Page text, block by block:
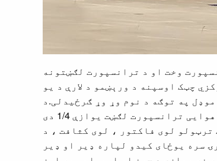
وخت او د ترانسپورت لګښتونه
چټک اوسپنه د ورېښمو د لارې د یو
په توګه د نوم وړ وړ ګرځیدلی.د
لوی فاکتور ، لوی کثافت ، د
سره یوځای کیدو لپاره ډیر او ډیر